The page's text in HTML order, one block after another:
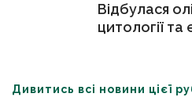
Відбулася
цитології та
Дивитись всі новини цієї